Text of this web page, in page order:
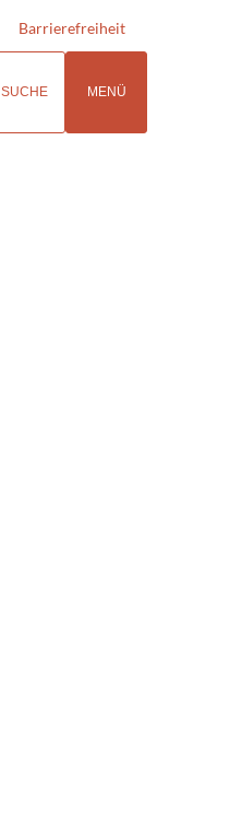
Barrierefreiheit
SUCHE MENÜ